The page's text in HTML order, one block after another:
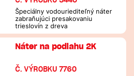
Špeciálny vodouriediteľný náter
zabraňujúci presakovaniu
trieslovín z dreva
Náter na podlahu 2K
Č. VÝROBKU 7760